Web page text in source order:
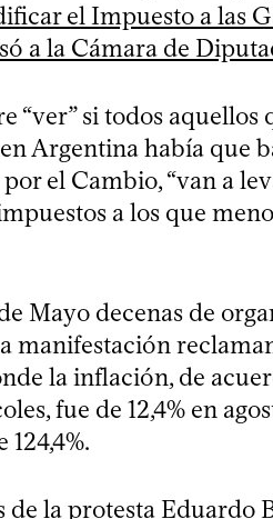
el Impuesto a las
a la Cámara de
si todos aquellos
Argentina había que
el Cambio, “van a
a los que
Mayo decenas de
manifestación
la inflación, de
fue de 12,4% en
de la protesta Eduardo